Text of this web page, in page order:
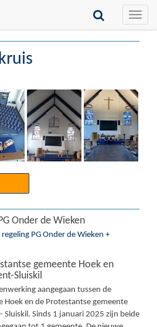
Toggle
Onder de Wieken
PG Onder de Wieken +
gemeente Hoek en
Sluiskil
aangegaan tussen de
Hoek en de Protestantse gemeente
Sluiskil. Sinds 1 januari 2025 zijn beide